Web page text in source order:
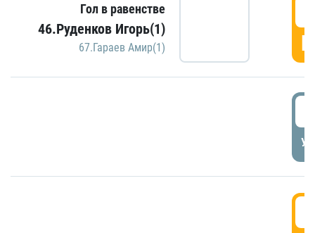
Гол в равенстве
46.Руденков Игорь(1)
67.Гараев Амир(1)